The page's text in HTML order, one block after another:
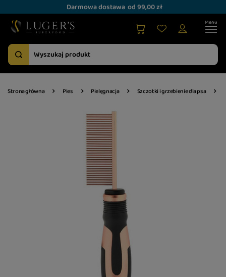
Darmowa dostawa od 99,00 zł
Strona główna Pies Pielęgnacja Szczotki i grzebienie dla psa